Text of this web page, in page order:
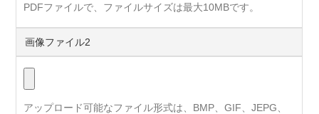
PDFファイルで、ファイルサイズは最大10MBです。
画像ファイル2
アップロード可能なファイル形式は、BMP、GIF、JEPG、